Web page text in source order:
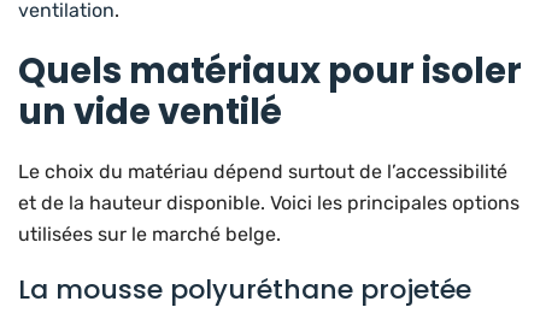
ventilation.
Quels matériaux pour isoler
un vide ventilé
Le choix du matériau dépend surtout de l’accessibilité
et de la hauteur disponible. Voici les principales options
utilisées sur le marché belge.
La mousse polyuréthane projetée